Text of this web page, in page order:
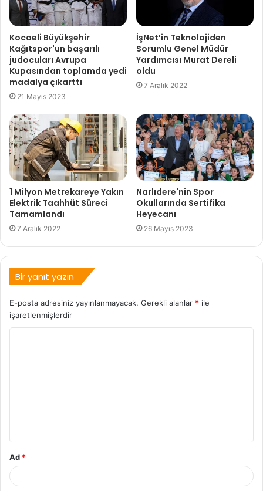
Kocaeli Büyükşehir
Kağıtspor'un başarılı
judocuları Avrupa
Kupasından toplamda yedi
madalya çıkarttı
21 Mayıs 2023
İşNet’in Teknolojiden
Sorumlu Genel Müdür
Yardımcısı Murat Dereli
oldu
7 Aralık 2022
1 Milyon Metrekareye Yakın
Elektrik Taahhüt Süreci
Tamamlandı
7 Aralık 2022
Narlıdere'nin Spor
Okullarında Sertifika
Heyecanı
26 Mayıs 2023
Bir yanıt yazın
E-posta adresiniz yayınlanmayacak. Gerekli alanlar * ile
işaretlenmişlerdir
Ad *